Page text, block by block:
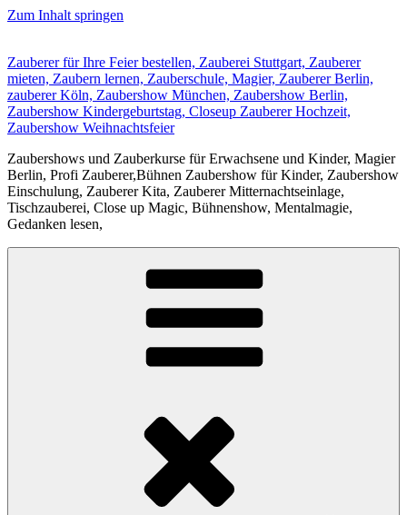
Zum Inhalt springen
Zauberer für Ihre Feier bestellen, Zauberei Stuttgart, Zauberer
mieten, Zaubern lernen, Zauberschule, Magier, Zauberer Berlin,
zauberer Köln, Zaubershow München, Zaubershow Berlin,
Zaubershow Kindergeburtstag, Closeup Zauberer Hochzeit,
Zaubershow Weihnachtsfeier
Zaubershows und Zauberkurse für Erwachsene und Kinder, Magier
Berlin, Profi Zauberer,Bühnen Zaubershow für Kinder, Zaubershow
Einschulung, Zauberer Kita, Zauberer Mitternachtseinlage,
Tischzauberei, Close up Magic, Bühnenshow, Mentalmagie,
Gedanken lesen,